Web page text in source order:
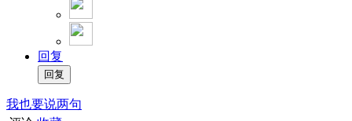
回复
我也要说两句